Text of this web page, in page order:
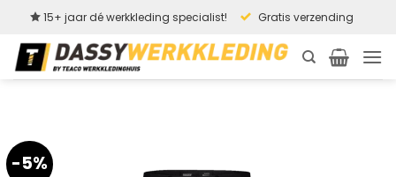
inhoud
15+ jaar dé werkkleding specialist! Gratis verzending
-5%